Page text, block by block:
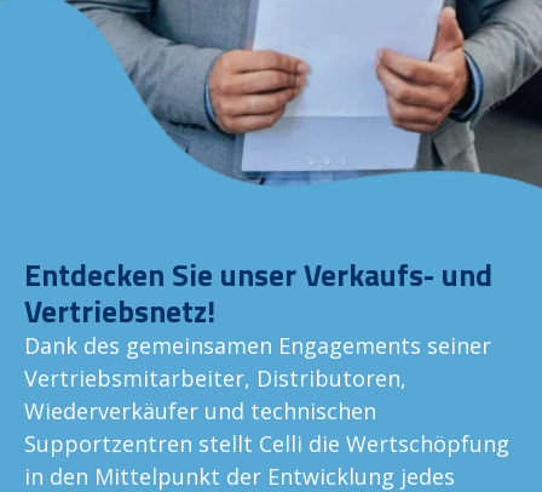
Entdecken Sie unser Verkaufs- und
Vertriebsnetz!
Dank des gemeinsamen Engagements seiner
Vertriebsmitarbeiter, Distributoren,
Wiederverkäufer und technischen
Supportzentren stellt Celli die Wertschöpfung
in den Mittelpunkt der Entwicklung jedes